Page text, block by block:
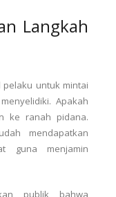
Langkah
pelaku untuk mintai
Apakah
ke ranah pidana.
mendapatkan
guna menjamin
publik bahwa